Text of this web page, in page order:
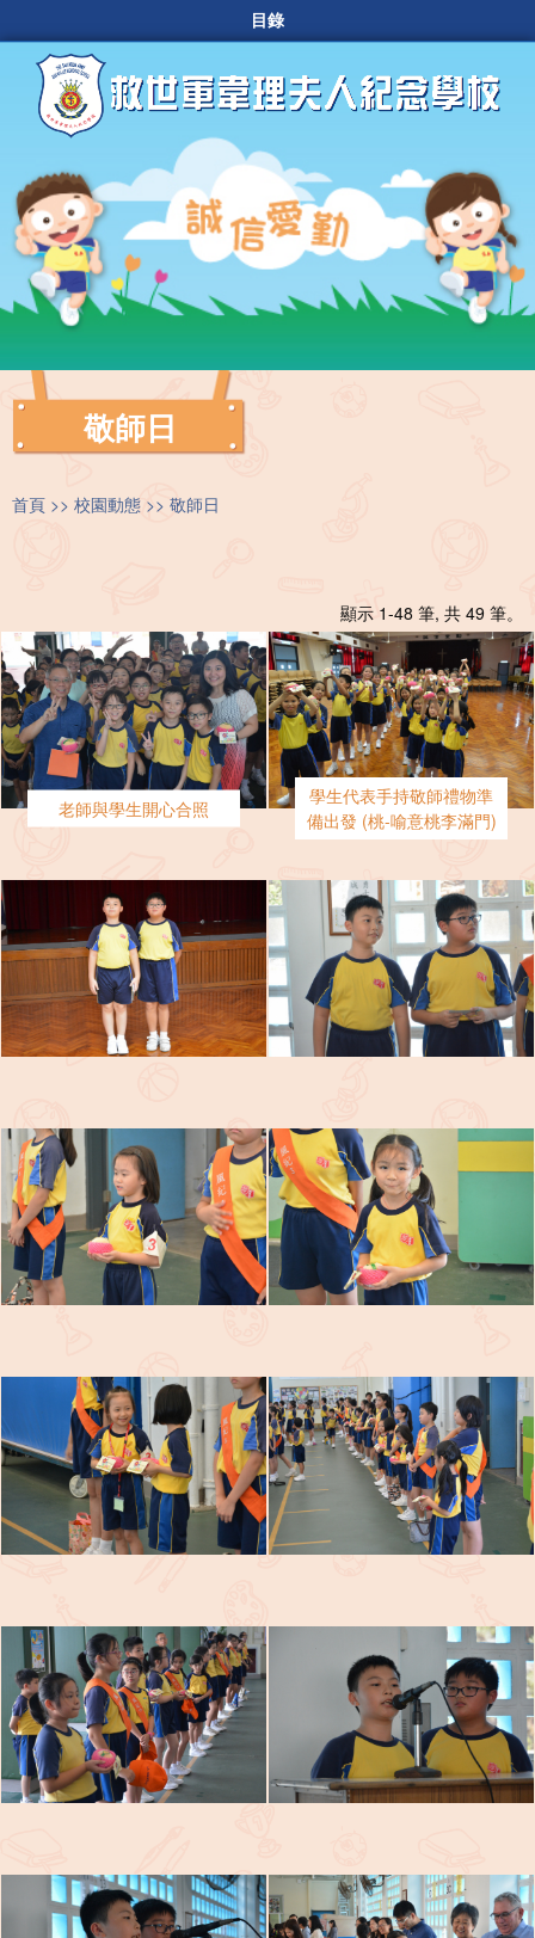
目錄
敬師日
首頁 校園動態 敬師日
顯示 1-48 筆, 共 49 筆。
老師與學生開心合照
學生代表手持敬師禮物準
備出發 (桃-喻意桃李滿門)